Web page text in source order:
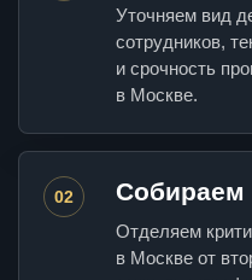
Уточняем вид
сотрудников,
и срочность
в Москве.
02 Собираем
Отделяем
в Москве от